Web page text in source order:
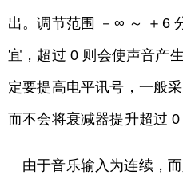
出。调节范围 －∞ ～ ＋6
宜，超过 0 则会使声音产
定要提高电平讯号，一般
而不会将衰减器提升超过 0
由于音乐输入为连续，